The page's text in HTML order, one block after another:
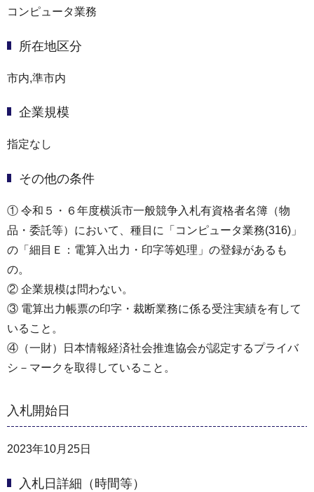
コンピュータ業務
所在地区分
市内,準市内
企業規模
指定なし
その他の条件
① 令和５・６年度横浜市一般競争入札有資格者名簿（物
品・委託等）において、種目に「コンピュータ業務(316)」
の「細目Ｅ：電算入出力・印字等処理」の登録があるも
の。
② 企業規模は問わない。
③ 電算出力帳票の印字・裁断業務に係る受注実績を有して
いること。
④（一財）日本情報経済社会推進協会が認定するプライバ
シ－マークを取得していること。
入札開始日
2023年10月25日
入札日詳細（時間等）